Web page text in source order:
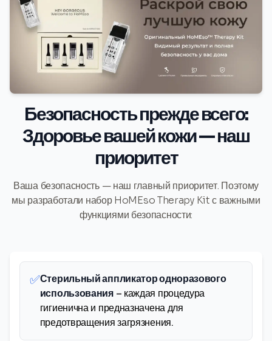
Безопасность прежде всего:
Здоровье вашей кожи — наш
приоритет
Ваша безопасность — наш главный приоритет. Поэтому
мы разработали набор HoMEso Therapy Kit с важными
функциями безопасности:
✅Стерильный аппликатор одноразового
использования– каждая процедура
гигиенична и предназначена для
предотвращения загрязнения.